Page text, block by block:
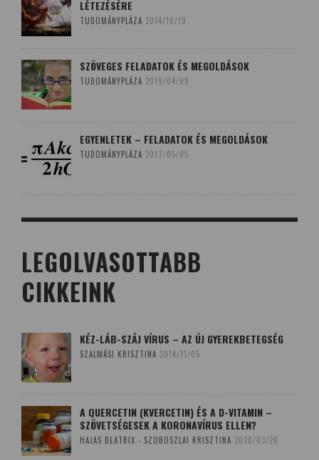
LÉTEZÉSÉRE
TUDOMÁNYPLÁZA 2014/10/19
SZÖVEGES FELADATOK ÉS MEGOLDÁSOK
TUDOMÁNYPLÁZA 2019/04/09
EGYENLETEK – FELADATOK ÉS MEGOLDÁSOK
TUDOMÁNYPLÁZA 2017/05/05
LEGOLVASOTTABB
CIKKEINK
KÉZ-LÁB-SZÁJ VÍRUS – AZ ÚJ GYEREKBETEGSÉG
SZALMÁSI KRISZTINA 2014/11/05
A QUERCETIN (KVERCETIN) ÉS A D-VITAMIN –
SZÖVETSÉGESEK A KORONAVÍRUS ELLEN?
HAJAS BEATRIX - SZOBOSZLAI KRISZTINA 2020/03/20